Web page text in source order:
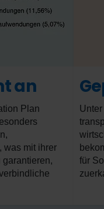
an
Plan
was mit ihrer
für